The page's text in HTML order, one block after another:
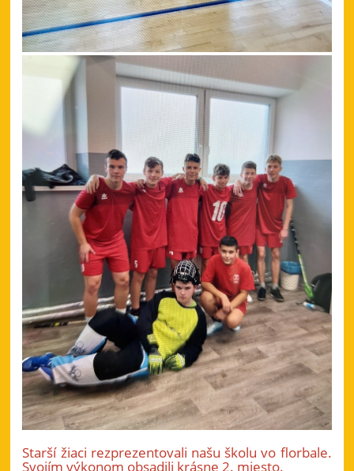
Starší žiaci rezprezentovali našu školu vo florbale.
Svojím výkonom obsadili krásne 2. miesto.